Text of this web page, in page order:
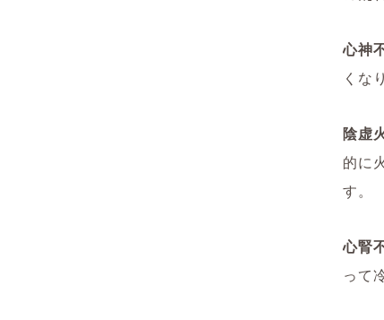
心神
くな
陰虚
的に
す。
心腎
って